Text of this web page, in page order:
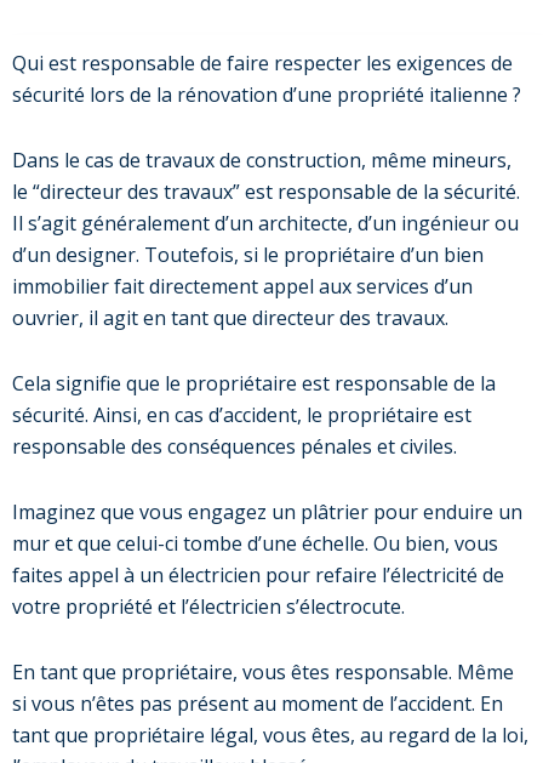
Qui est responsable de faire respecter les exigences de
sécurité lors de la rénovation d’une propriété italienne ?
Dans le cas de travaux de construction, même mineurs,
le “directeur des travaux” est responsable de la sécurité.
Il s’agit généralement d’un architecte, d’un ingénieur ou
d’un designer. Toutefois, si le propriétaire d’un bien
immobilier fait directement appel aux services d’un
ouvrier, il agit en tant que directeur des travaux.
Cela signifie que le propriétaire est responsable de la
sécurité. Ainsi, en cas d’accident, le propriétaire est
responsable des conséquences pénales et civiles.
Imaginez que vous engagez un plâtrier pour enduire un
mur et que celui-ci tombe d’une échelle. Ou bien, vous
faites appel à un électricien pour refaire l’électricité de
votre propriété et l’électricien s’électrocute.
En tant que propriétaire, vous êtes responsable. Même
si vous n’êtes pas présent au moment de l’accident. En
tant que propriétaire légal, vous êtes, au regard de la loi,